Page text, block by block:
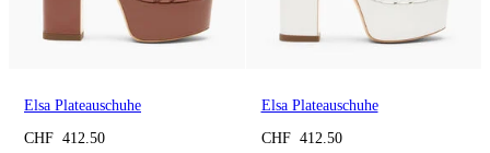
Elsa Plateauschuhe
CHF 412.50
Elsa Plateauschuhe
CHF 412.50